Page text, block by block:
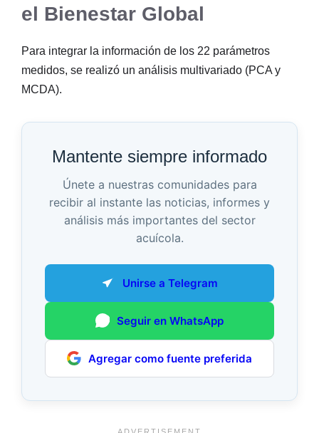
el Bienestar Global
Para integrar la información de los 22 parámetros
medidos, se realizó un análisis multivariado (PCA y
MCDA).
Mantente siempre informado
Únete a nuestras comunidades para
recibir al instante las noticias, informes y
análisis más importantes del sector
acuícola.
Unirse a Telegram
Seguir en WhatsApp
Agregar como fuente preferida